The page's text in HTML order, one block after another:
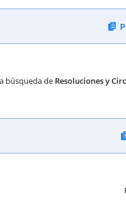
búsqueda de Resoluciones y